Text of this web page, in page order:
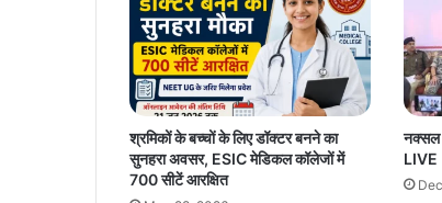
श्रमिकों के बच्चों के लिए डॉक्टर बनने का
सुनहरा अवसर, ESIC मेडिकल कॉलेजों में
700 सीटें आरक्षित
नक्सल
LIVE